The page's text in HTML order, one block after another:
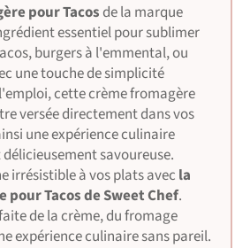
pour Tacosde la marque
essentiel pour sublimer
burgers à l'emmental, ou
une touche de simplicité
cette crème fromagère
versée directement dans vos
une expérience culinaire
savoureuse.
irrésistible à vos plats avec la
pour Tacos de Sweet Chef.
de la crème, du fromage
expérience culinaire sans pareil.